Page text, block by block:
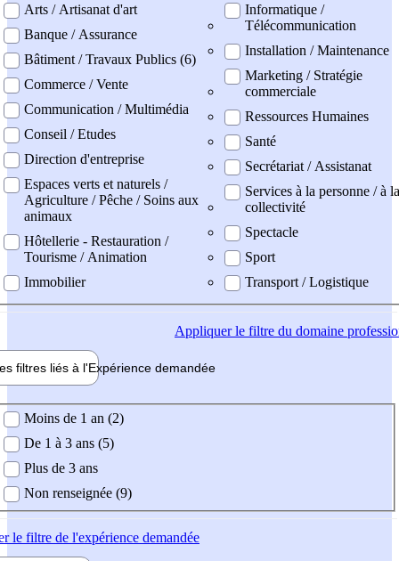
Arts / Artisanat d'art
Banque / Assurance
Bâtiment / Travaux Publics (6)
Commerce / Vente
Communication / Multimédia
Conseil / Etudes
Direction d'entreprise
Espaces verts et naturels /
Agriculture / Pêche / Soins aux
animaux
Hôtellerie - Restauration /
Tourisme / Animation
Immobilier
Informatique /
Télécommunication
Installation / Maintenance
Marketing / Stratégie
commerciale
Ressources Humaines
Santé
Secrétariat / Assistanat
Services à la personne / à la
collectivité
Spectacle
Sport
Transport / Logistique
Appliquerle filtre du domaine
filtres liés à l'Expérience demandée
demandée
Moins de 1 an (2)
De 1 à 3 ans (5)
Plus de 3 ans
Non renseignée (9)
le filtre de l'expérience demandée